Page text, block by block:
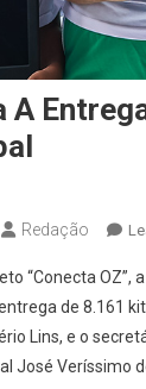
A
Redação
“Conecta
de 8.161
Lins, e o
José Veríssimo